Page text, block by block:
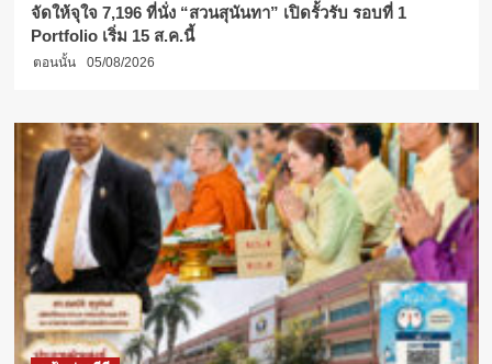
จัดให้จุใจ 7,196 ที่นั่ง “สวนสุนันทา” เปิดรั้วรับ รอบที่ 1
Portfolio เริ่ม 15 ส.ค.นี้
ตอนนั้น 05/08/2026